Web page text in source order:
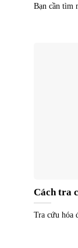
Bạn cần tìm
Cách tra
Tra cứu hóa